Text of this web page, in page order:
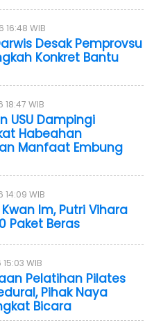
16:48 WIB
Desak Pemprovsu
Konkret Bantu
WIB
USU Dampingi
Habeahan
Manfaat Embung
WIB
Kwan Im, Putri Vihara
Paket Beras
WIB
Pelatihan Pilates
Pihak Naya
Bicara